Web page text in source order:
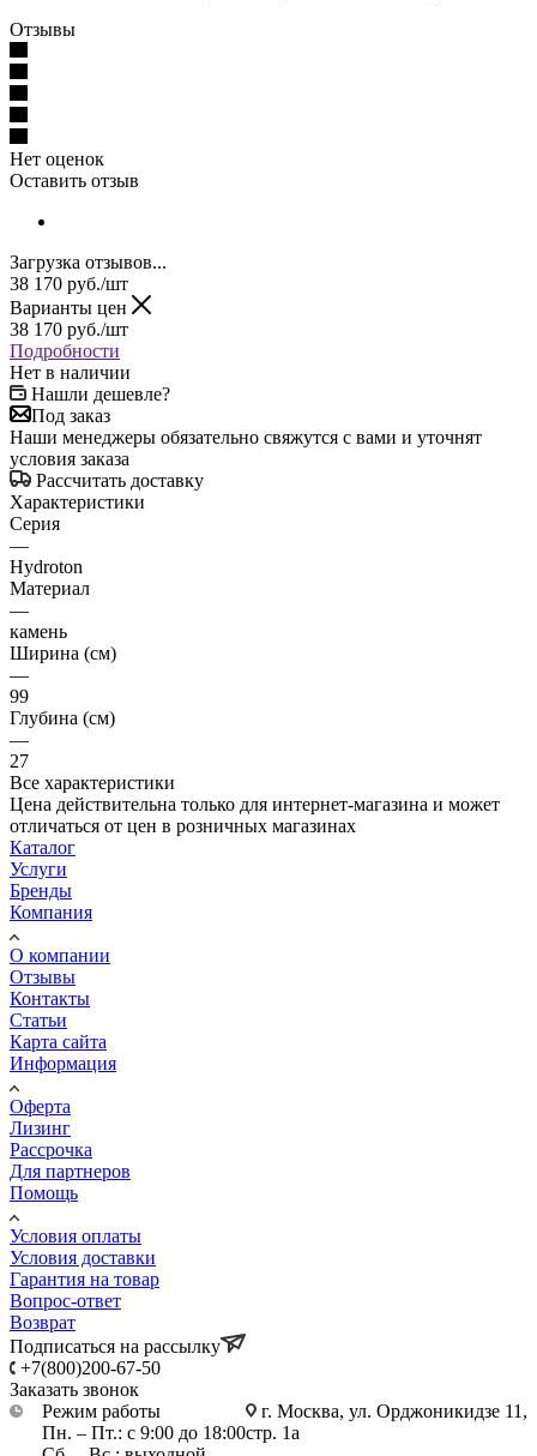
Отзывы
Нет оценок
Оставить отзыв
Загрузка отзывов...
38 170 руб./шт
Варианты цен
38 170 руб./шт
Подробности
Нет в наличии
Нашли дешевле?
Под заказ
Наши менеджеры обязательно свяжутся с вами и уточнят
условия заказа
Рассчитать доставку
Характеристики
Серия
—
Hydroton
Материал
—
камень
Ширина (см)
—
99
Глубина (см)
—
27
Все характеристики
Цена действительна только для интернет-магазина и может
отличаться от цен в розничных магазинах
Каталог
Услуги
Бренды
Компания
О компании
Отзывы
Контакты
Статьи
Карта сайта
Информация
Оферта
Лизинг
Рассрочка
Для партнеров
Помощь
Условия оплаты
Условия доставки
Гарантия на товар
Вопрос-ответ
Возврат
Подписаться на рассылку
+7(800)200-67-50
Заказать звонок
Режим работы
Пн. – Пт.: с 9:00 до 18:00
г. Москва, ул. Орджоникидзе 11,
стр. 1а